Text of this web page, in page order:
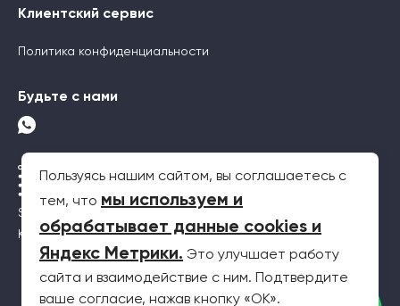
Клиентский сервис
Политика конфиденциальности
Будьте с нами
SEO-продвижение
Контекстная реклама
2026 © Все права защищены. Информация на сайте не является
Пользуясь нашим сайтом, вы соглашаетесь с
тем, что мы используем и
обрабатывает данные cookies и
Яндекс Метрики. Это улучшает работу
сайта и взаимодействие с ним. Подтвердите
ваше согласие, нажав кнопку «OK».